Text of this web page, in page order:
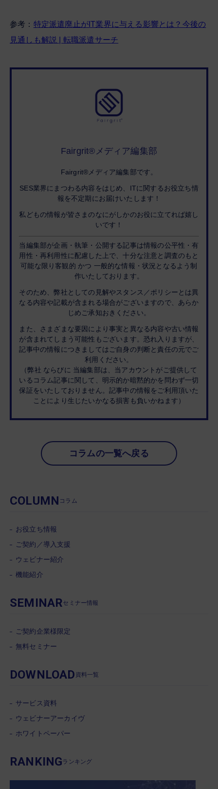
参考： 特定派遣廃止がIT業界に与える影響とは？今後の
見通しも解説 | 転職派遣サーチ
Fairgrit®メディア編集部
Fairgrit®メディア編集部です。
SES業界にまつわる内容をはじめ、ITに関するお役立ち情
報を不定期にお届けいたします！
私どもの情報が皆さまのなにがしかのお役に立てれば嬉し
いです！
当編集部が企画・執筆・公開する記事は情報の公平性・有
用性・再利用性に配慮した上で、十分な注意と調査のもと
可能な限り客観的 かつ 一般的な情報・状況となるよう制
作いたしております。
そのため、弊社としての見解やスタンス／ポリシーとは異
なる内容や記載が含まれる場合がございますので、あらか
じめご承知おきください。
また、さまざまな要因により事実と異なる内容や古い情報
が含まれてしまう可能性もございます。恐れ入りますが、
記事中の情報につきましてはご自身の判断と責任の元でご
利用ください。
（弊社 ならびに 当編集部は、当アカウントがご提供して
いるコラム記事に関して、明示的か暗黙的かを問わず一切
保証をいたしておりません。記事中の情報をご利用頂いた
ことにより生じたいかなる損害も負いかねます）
コラムの一覧へ戻る
COLUMN コラム
お役立ち情報
ご契約／導入支援
ウェビナー紹介
機能紹介
SEMINAR セミナー情報
ご契約企業様限定
無料セミナー
DOWNLOAD 資料一覧
サービス資料
ウェビナーアーカイヴ
ホワイトペーパー
RANKING ランキング